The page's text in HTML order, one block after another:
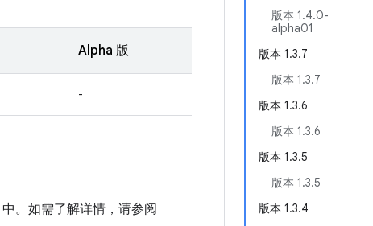
版本 1.4.0-
alpha01
版本 1.3.7
版本 1.3.7
版本 1.3.6
版本 1.3.6
版本 1.3.5
版本 1.3.5
版本 1.3.4
Alpha 版
-
。如需了解详情，请参阅